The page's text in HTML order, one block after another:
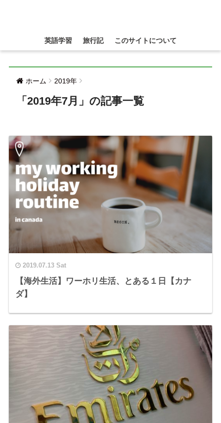
英語学習 旅行記 このサイトについて
ホーム 2019年
「2019年7月」の記事一覧
2019.07.13 Sat
【海外生活】ワーホリ生活、とある１日【カナ
ダ】